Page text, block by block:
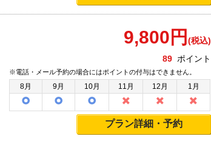
9,800 円 (税込)
89 ポイント
※電話・メール予約の場合にはポイントの付与はできません。
8月 9月 10月 11月 12月 1月
プラン詳細・予約